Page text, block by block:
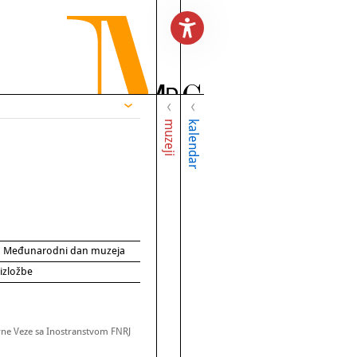
muzeji kalendar
Međunarodni dan muzeja
Veze sa Inostranstvom FNRJ